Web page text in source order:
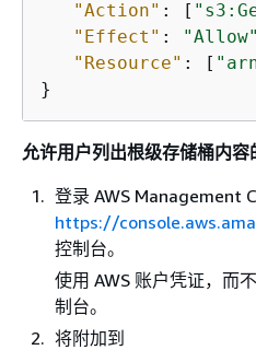
"Action" : [
"Effect" : "Allow"
"Resource" : [
}
允许用户列出根级存储桶内容
登录 AWS Management
https://
控制台。
使用 AWS 账户凭证，而
制台。
将附加到